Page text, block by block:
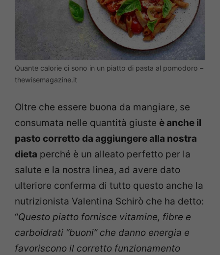
Quante calorie ci sono in un piatto di pasta al pomodoro –
thewisemagazine.it
Oltre che essere buona da mangiare, se
consumata nelle quantità giuste è anche il
pasto corretto da aggiungere alla nostra
dieta perché è un alleato perfetto per la
salute e la nostra linea, ad avere dato
ulteriore conferma di tutto questo anche la
nutrizionista Valentina Schirò che ha detto:
“Questo piatto fornisce vitamine, fibre e
carboidrati “buoni” che danno energia e
favoriscono il corretto funzionamento